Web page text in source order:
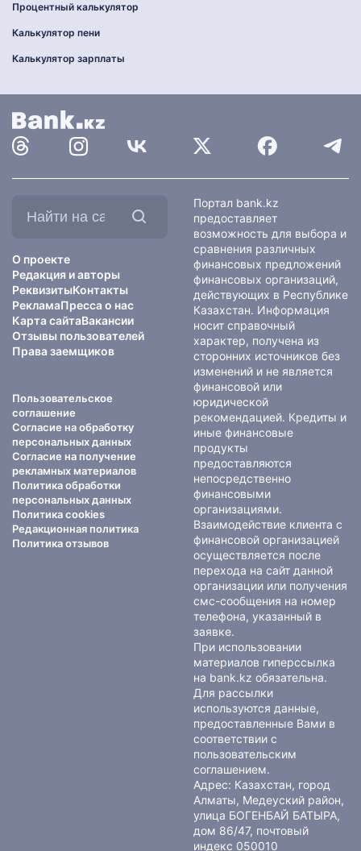
Процентный калькулятор
Калькулятор пени
Калькулятор зарплаты
О проекте
Редакция и авторы
РеквизитыКонтакты
РекламаПресса о нас
Карта сайтаВакансии
Отзывы пользователей
Права заемщиков
Пользовательское
соглашение
Согласие на обработку
персональных данных
Согласие на получение
рекламных материалов
Политика обработки
персональных данных
Политика cookies
Редакционная политика
Политика отзывов
Портал bank.kz
предоставляет
возможность для выбора и
сравнения различных
финансовых предложений
финансовых организаций,
действующих в Республике
Казахстан. Информация
носит справочный
характер, получена из
сторонних источников без
изменений и не является
финансовой или
юридической
рекомендацией. Кредиты и
иные финансовые
продукты
предоставляются
непосредственно
финансовыми
организациями.
Взаимодействие клиента с
финансовой организацией
осуществляется после
перехода на сайт данной
организации или получения
смс-сообщения на номер
телефона, указанный в
заявке.
При использовании
материалов гиперссылка
на bank.kz обязательна.
Для рассылки
используются данные,
предоставленные Вами в
соответствии с
пользовательским
соглашением.
Адрес: Казахстан, город
Алматы, Медеуский район,
улица БОГЕНБАЙ БАТЫРА,
дом 86/47, почтовый
индекс 050010